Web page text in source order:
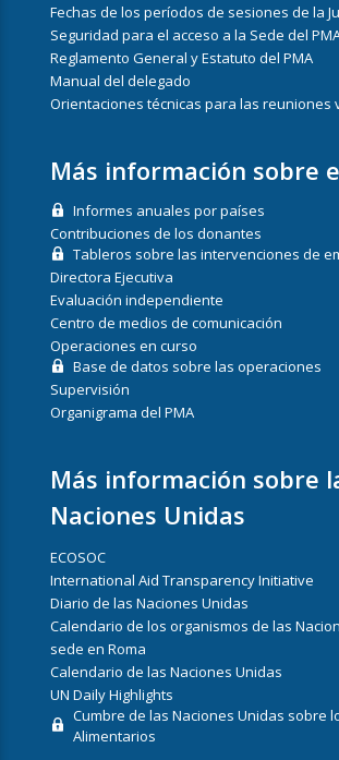
Fechas de los períodos de sesiones de la
Seguridad para el acceso a la Sede del
Reglamento General y Estatuto del PMA
Manual del delegado
Orientaciones técnicas para las reuniones
Más información sobre
Informes anuales por países
Contribuciones de los donantes
Tableros sobre las intervenciones de
Directora Ejecutiva
Evaluación independiente
Centro de medios de comunicación
Operaciones en curso
Base de datos sobre las operaciones
Supervisión
Organigrama del PMA
Más información sobre
Naciones Unidas
ECOSOC
International Aid Transparency Initiative
Diario de las Naciones Unidas
Calendario de los organismos de las
sede en Roma
Calendario de las Naciones Unidas
UN Daily Highlights
Cumbre de las Naciones Unidas sobre
Alimentarios